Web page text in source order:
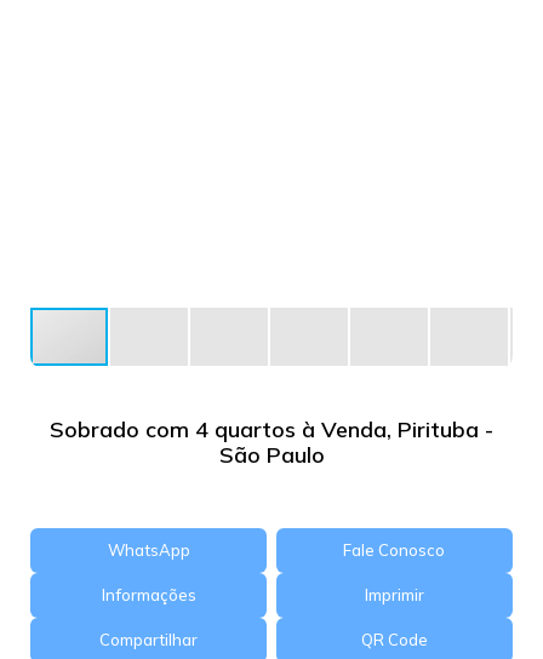
Sobrado com 4 quartos à Venda, Pirituba -
São Paulo
WhatsApp Fale Conosco
Informações Imprimir
Compartilhar QR Code